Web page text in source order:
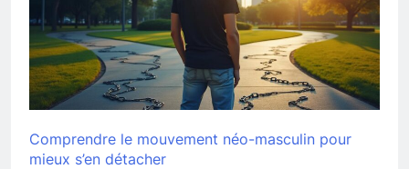
Comprendre le mouvement néo-masculin pour
mieux s’en détacher